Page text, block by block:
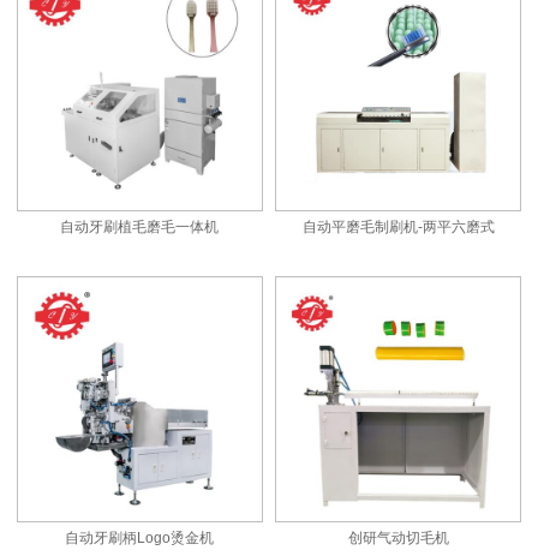
自动牙刷植毛磨毛一体机 自动平磨毛制刷机-两平六磨式
自动牙刷柄Logo烫金机 创研气动切毛机